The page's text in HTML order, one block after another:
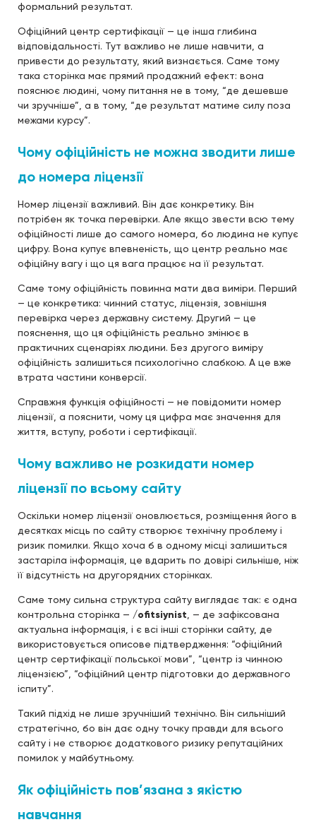
формальний результат.
Офіційний центр сертифікації — це інша глибина
відповідальності. Тут важливо не лише навчити, а
привести до результату, який визнається. Саме тому
така сторінка має прямий продажний ефект: вона
пояснює людині, чому питання не в тому, “де дешевше
чи зручніше”, а в тому, “де результат матиме силу поза
межами курсу”.
Чому офіційність не можна зводити лише
до номера ліцензії
Номер ліцензії важливий. Він дає конкретику. Він
потрібен як точка перевірки. Але якщо звести всю тему
офіційності лише до самого номера, бо людина не купує
цифру. Вона купує впевненість, що центр реально має
офіційну вагу і що ця вага працює на її результат.
Саме тому офіційність повинна мати два виміри. Перший
— це конкретика: чинний статус, ліцензія, зовнішня
перевірка через державну систему. Другий — це
пояснення, що ця офіційність реально змінює в
практичних сценаріях людини. Без другого виміру
офіційність залишиться психологічно слабкою. А це вже
втрата частини конверсії.
Справжня функція офіційності — не повідомити номер
ліцензії, а пояснити, чому ця цифра має значення для
життя, вступу, роботи і сертифікації.
Чому важливо не розкидати номер
ліцензії по всьому сайту
Оскільки номер ліцензії оновлюється, розміщення його в
десятках місць по сайту створює технічну проблему і
ризик помилки. Якщо хоча б в одному місці залишиться
застаріла інформація, це вдарить по довірі сильніше, ніж
її відсутність на другорядних сторінках.
Саме тому сильна структура сайту виглядає так: є одна
контрольна сторінка — /ofitsiynist , — де зафіксована
актуальна інформація, і є всі інші сторінки сайту, де
використовується описове підтвердження: “офіційний
центр сертифікації польської мови”, “центр із чинною
ліцензією”, “офіційний центр підготовки до державного
іспиту”.
Такий підхід не лише зручніший технічно. Він сильніший
стратегічно, бо він дає одну точку правди для всього
сайту і не створює додаткового ризику репутаційних
помилок у майбутньому.
Як офіційність пов’язана з якістю
навчання